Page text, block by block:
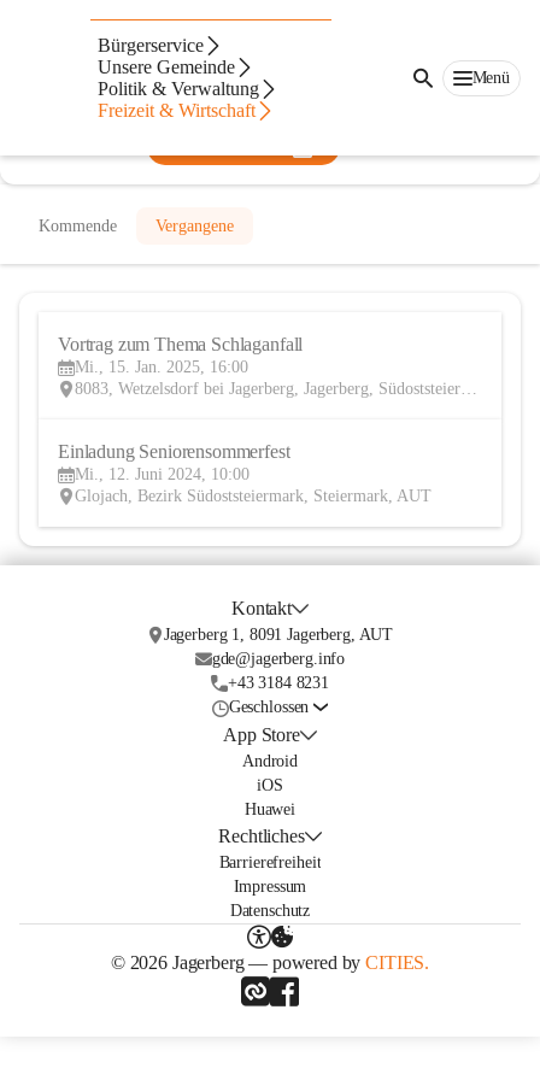
Bürgerservice
Unsere Gemeinde
Politik & Verwaltung
Freizeit & Wirtschaft
Menü
Seniorenbund Jagerberg
@seniorenbund-jagerberg
Senioren- und Pensionistenverein
Kommende Vergangene
Vortrag zum Thema Schlaganfall
Mi., 15. Jan. 2025, 16:00
8083, Wetzelsdorf bei Jagerberg, Jagerberg, Südoststeiermark, Steiermark, AUT
Einladung Seniorensommerfest
Mi., 12. Juni 2024, 10:00
Glojach, Bezirk Südoststeiermark, Steiermark, AUT
Kontakt
Jagerberg 1, 8091 Jagerberg, AUT
gde@jagerberg.info
+43 3184 8231
Geschlossen
App Store
Android
iOS
Huawei
Rechtliches
Barrierefreiheit
Impressum
Datenschutz
© 2026 Jagerberg — powered byCITIES.